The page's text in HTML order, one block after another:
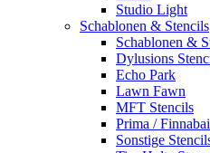
Studio Light
Schablonen & Stencils
Schablonen &
Dylusions
Echo Park
Lawn Fawn
MFT Stencils
Prima /
Sonstige